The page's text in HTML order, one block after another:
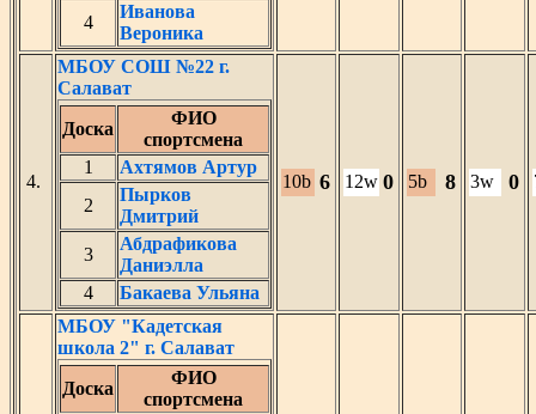
4
Иванова
Вероника
4.
МБОУ СОШ №22 г.
Салават
Доска
ФИО
спортсмена
1
Ахтямов Артур
2
Пырков
Дмитрий
3
Абдрафикова
Даниэлла
4
Бакаева Ульяна
10b 6 12w 0 5b 8 3w 0
МБОУ "Кадетская
школа 2" г. Салават
Доска
ФИО
спортсмена